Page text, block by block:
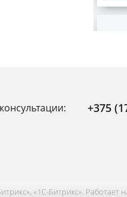
+375
«1С-Битрикс». Работает